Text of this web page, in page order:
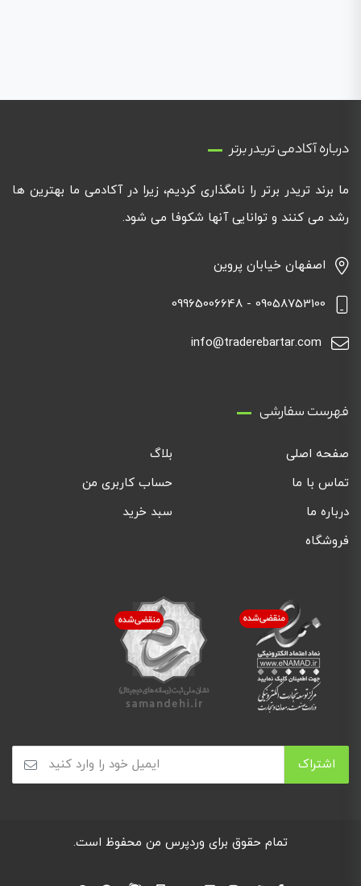
درباره آکادمی تریدر برتر
ما برند تریدر برتر را نامگذاری کردیم، زیرا در آکادمی ما بهترین ها
رشد می کنند و توانایی آنها شکوفا می شود.
اصفهان خیابان پروین
09058753100 - 09965006648
info@traderebartar.com
فهرست سفارشی
صفحه اصلی
بلاگ
تماس با ما
حساب کاربری من
درباره ما
سبد خرید
فروشگاه
تمام حقوق برای وردپرس من محفوظ است.